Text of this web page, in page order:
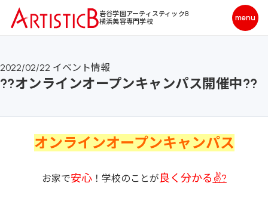
岩谷学園アーティスティックB
横浜美容専門学校
2022/02/22 イベント情報
??オンラインオープンキャンパス開催中??
オンラインオープンキャンパス
お家で安心！学校のことが良く分かる ✌?